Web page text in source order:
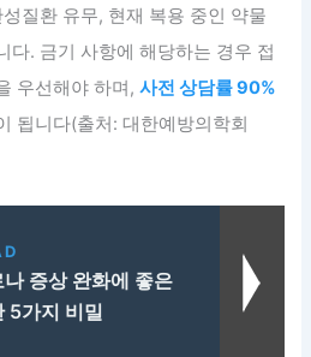
질환 유무, 현재 복용 중인 약물
다. 금기 사항에 해당하는 경우 접
우선해야 하며,사전 상담률 90%
됩니다(출처: 대한예방의학회
나 증상 완화에 좋은
5가지 비밀